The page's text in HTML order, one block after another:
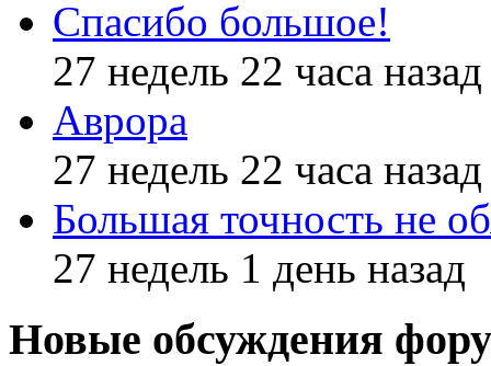
Спасибо большое!
27 недель 22 часа назад
Аврора
27 недель 22 часа назад
Большая точность не
27 недель 1 день назад
Новые обсуждения